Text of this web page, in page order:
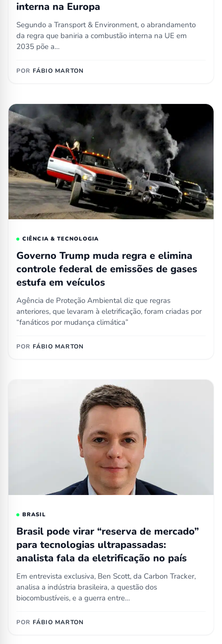
interna na Europa
Segundo a Transport & Environment, o abrandamento
da regra que baniria a combustão interna na UE em
2035 põe a…
POR FÁBIO MARTON
CIÊNCIA & TECNOLOGIA
Governo Trump muda regra e elimina
controle federal de emissões de gases
estufa em veículos
Agência de Proteção Ambiental diz que regras
anteriores, que levaram à eletrificação, foram criadas por
“fanáticos por mudança climática”
POR FÁBIO MARTON
BRASIL
Brasil pode virar “reserva de mercado”
para tecnologias ultrapassadas:
analista fala da eletrificação no país
Em entrevista exclusiva, Ben Scott, da Carbon Tracker,
analisa a indústria brasileira, a questão dos
biocombustíveis, e a guerra entre…
POR FÁBIO MARTON